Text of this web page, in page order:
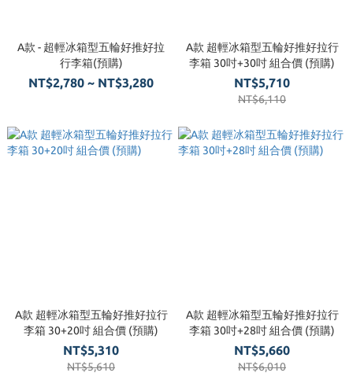
A款 - 超輕冰箱型五輪好推好拉
行李箱(預購)
NT$2,780 ~ NT$3,280
A款 超輕冰箱型五輪好推好拉行
李箱 30吋+30吋 組合價 (預購)
NT$5,710
NT$6,110
A款 超輕冰箱型五輪好推好拉行
李箱 30+20吋 組合價 (預購)
NT$5,310
NT$5,610
A款 超輕冰箱型五輪好推好拉行
李箱 30吋+28吋 組合價 (預購)
NT$5,660
NT$6,010